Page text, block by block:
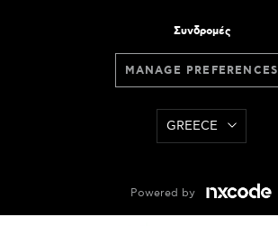
Συνδρομές
MANAGE PREFERENCES
GREECE
Powered by